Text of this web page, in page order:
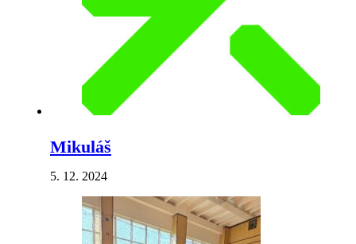
Mikuláš
5. 12. 2024